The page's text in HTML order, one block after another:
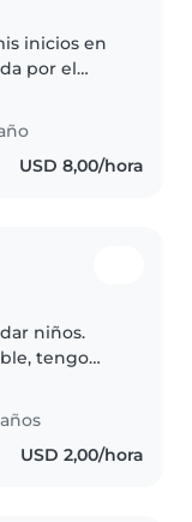
inicios en
por el
escolar,
aquellos con
USD 8,00/hora
niños.
tengo
educativa
Me
USD 2,00/hora